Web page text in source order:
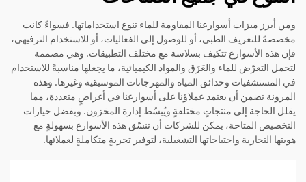
ومن أبرز ميزات أسوارعنا المقاومة للماء تنوع استخداماتها. فسواءً كانت
مخصصةً للتعريف الطبي، أو للوصول إلى الفعاليات، أو للاستخدام الترفيهي،
فإن هذه الأسوارع تتكيف بسلاسة مع مختلف التطبيقات. وهي مصممة
لتحمل التعرّض للماء والعَرَق والمواد الكيميائية، ما يجعلها مناسبةً للاستخدام
في المستشفيات وحدائق المياه والمهرجانات الموسيقية وغيرها. وهذه
المرونة تضمن أن يعتمد عملاؤنا على أسوارعنا في أغراضٍ متعددة، مما
يقلل الحاجة إلى منتجاتٍ مختلفةٍ ويُبسّط إدارة المخزون. وبفضل خيارات
التخصيص المتاحة، يمكن للشركات أن تنسّق هذه الأسوارع بسهولةٍ مع
هويتها التجارية واحتياجاتها التشغيلية، لتوفير تجربةٍ متكاملةٍ لعملائها.